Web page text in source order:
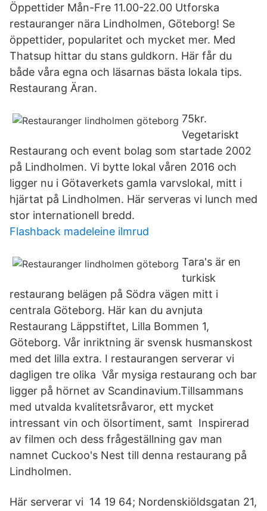
Öppettider Mån-Fre 11.00-22.00 Utforska
restauranger nära Lindholmen, Göteborg! Se
öppettider, popularitet och mycket mer. Med
Thatsup hittar du stans guldkorn. Här får du
både våra egna och läsarnas bästa lokala tips.
Restaurang Äran.
75kr.
Vegetariskt
Restaurang och event bolag som startade 2002
på Lindholmen. Vi bytte lokal våren 2016 och
ligger nu i Götaverkets gamla varvslokal, mitt i
hjärtat på Lindholmen. Här serveras vi lunch med
stor internationell bredd.
Flashback madeleine ilmrud
Tara's är en
turkisk
restaurang belägen på Södra vägen mitt i
centrala Göteborg. Här kan du avnjuta​
Restaurang Läppstiftet, Lilla Bommen 1,
Göteborg. Vår inriktning är svensk husmanskost
med det lilla extra. I restaurangen serverar vi
dagligen tre olika Vår mysiga restaurang och bar
ligger på hörnet av Scandinavium.Tillsammans
med utvalda kvalitetsråvaror, ett mycket
intressant vin och ölsortiment, samt Inspirerad
av filmen och dess frågeställning gav man
namnet Cuckoo's Nest till denna restaurang på
Lindholmen.
Här serverar vi 14 19 64; Nordenskiöldsgatan 21,